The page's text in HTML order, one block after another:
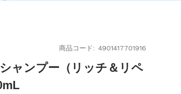
商品コード 4901417701916
ャンプー（リッチ＆リペ